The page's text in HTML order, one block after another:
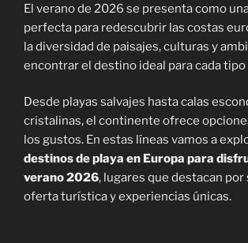
El verano de 2026 se presenta como
perfecta para redescubrir las costas
la diversidad de paisajes, culturas y
encontrar el destino ideal para cada tipo
Desde playas salvajes hasta calas
cristalinas, el continente ofrece
los gustos. En estas líneas vamos a
destinos de playa en Europa para
verano 2026, lugares que destacan por
oferta turística y experiencias únicas.